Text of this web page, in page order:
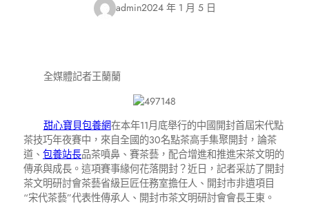
admin2024 年 1 月 5 日
全媒體記者王蘭蘭
甜心寶貝包養網在本年11月底舉行的中國開封首屆宋代點
茶技巧年夜賽中，來自全國的30名點茶高手集聚開封，論茶
道、 包養站長品茶噴鼻、賽茶藝，配合增進和推進宋茶文明的
傳承與成長。這項賽事緣何花落開封？近日，記者采訪了開封
茶文明研討會茶藝省級巨匠任務室擔任人、開封市非遺項目
“宋代茶藝”代表性傳承人、開封市茶文明研討會會長王東。